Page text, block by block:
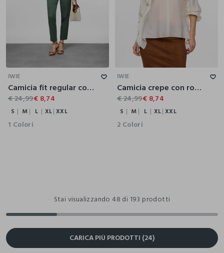
XL
IWIE
Camicia fit regular con colletto classico in puro cotone rigato donna
€ 24,99€ 8,74
S M L XL XXL
1 Colori
L
XXL
IWIE
Camicia crepe con rouches donna
€ 24,99€ 8,74
S M L XL XXL
2 Colori
Stai visualizzando 48 di 193 prodotti
CARICA PIÙ PRODOTTI (24)